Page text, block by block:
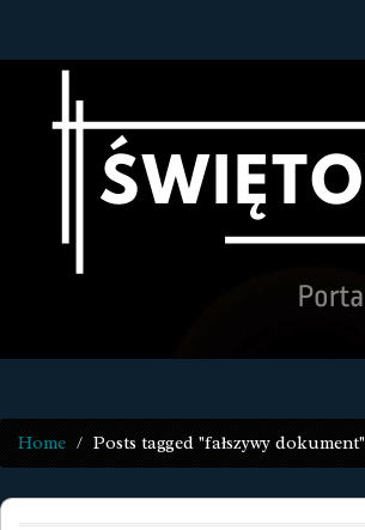
Home Posts tagged "fałszywy dokument"